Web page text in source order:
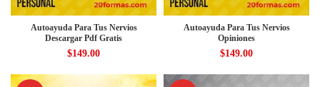
Autoayuda Para Tus Nervios
Descargar Pdf Gratis
$149.00
Autoayuda Para Tus Nervios
Opiniones
$149.00